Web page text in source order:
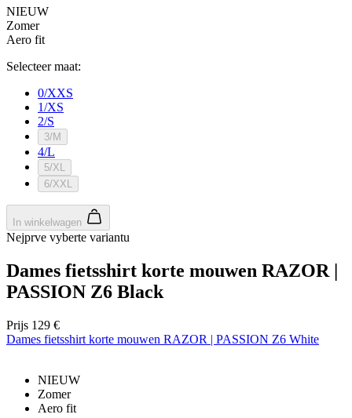
NIEUW
Zomer
Aero fit
Selecteer maat:
0/XXS
1/XS
2/S
3/M
4/L
5/XL
6/XXL
In winkelwagen
Nejprve vyberte variantu
Dames fietsshirt korte mouwen RAZOR |
PASSION Z6 Black
Prijs 129 €
Dames fietsshirt korte mouwen RAZOR | PASSION Z6 White
NIEUW
Zomer
Aero fit